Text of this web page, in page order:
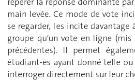
main levée. Ce mode de vote
se regarder, les incite davantage
groupe qu’un vote en ligne
précédentes). Il permet
étudiant-es ayant donné telle
interroger directement sur leur